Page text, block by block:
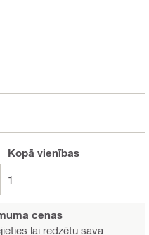
Kopā vienības
1
cenas
lai redzētu sava